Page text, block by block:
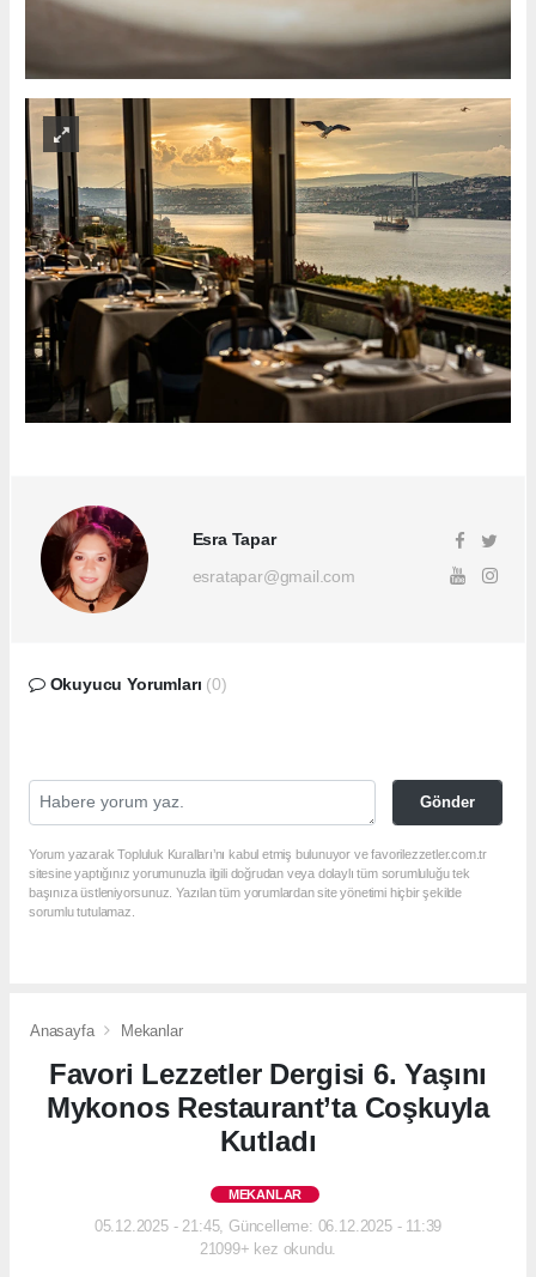
Esra Tapar
esratapar@gmail.com
Okuyucu Yorumları (0)
Gönder
Yorum yazarak Topluluk Kuralları’nı kabul etmiş bulunuyor ve favorilezzetler.com.tr
sitesine yaptığınız yorumunuzla ilgili doğrudan veya dolaylı tüm sorumluluğu tek
başınıza üstleniyorsunuz. Yazılan tüm yorumlardan site yönetimi hiçbir şekilde
sorumlu tutulamaz.
Anasayfa Mekanlar
Favori Lezzetler Dergisi 6. Yaşını
Mykonos Restaurant’ta Coşkuyla
Kutladı
MEKANLAR
05.12.2025 - 21:45, Güncelleme: 06.12.2025 - 11:39
21099+ kez okundu.